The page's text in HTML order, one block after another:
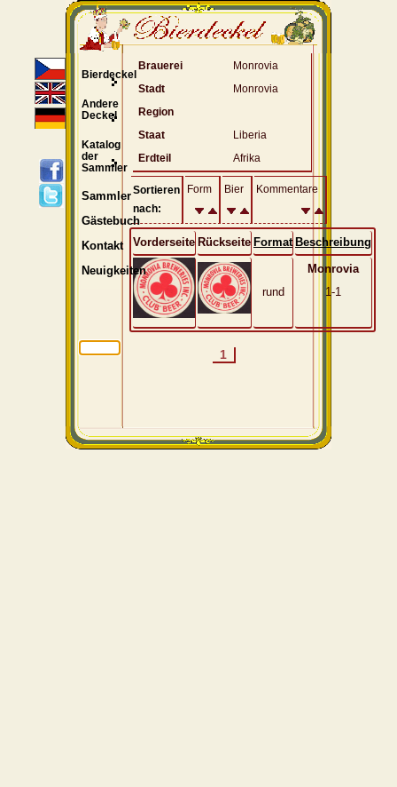
Brauerei
Monrovia
Stadt
Monrovia
Region
Staat
Liberia
Erdteil
Afrika
Sortieren
nach:
Form Bier Kommentare
Vorderseite Rückseite Format Beschreibung
rund
Monrovia
1-1
1
Bierdeckel
Andere
Deckel
Katalog
der
Sammler
Sammler
Gästebuch
Kontakt
Neuigkeiten